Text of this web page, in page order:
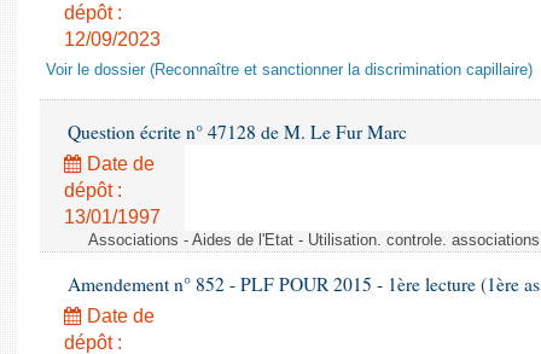
dépôt :
12/09/2023
Voir le dossier (Reconnaître et sanctionner la discrimination capillaire)
Question écrite n° 47128 de M. Le Fur Marc
Date de
dépôt :
13/01/1997
Associations - Aides de l'Etat - Utilisation. controle.
Amendement n° 852 - PLF POUR 2015 - 1ère lecture (1ère
Date de
dépôt :